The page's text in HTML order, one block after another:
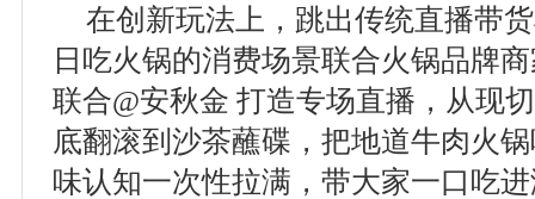
在创新玩法上，跳出传统直播带
日吃火锅的消费场景联合火锅品牌
联合@安秋金 打造专场直播，从现
底翻滚到沙茶蘸碟，把地道牛肉火
味认知一次性拉满，带大家一口吃